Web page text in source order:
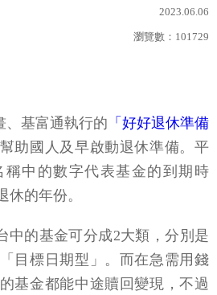
2023.06.06
瀏覽數： 101729
、基富通執行的 「好好退休準備
助國人及早啟動退休準備。平
稱中的數字代表基金的到期時
休的年份。
中的基金可分成2大類，分別是
目標日期型」。而在急需用錢
基金都能中途贖回變現，不過